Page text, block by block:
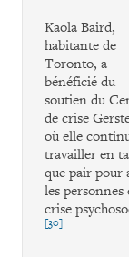
Kaola Baird,
habitante de
Toronto, a
bénéficié du
soutien du
de crise
où elle
travailler en
que pair pour
les personnes
crise
[30]